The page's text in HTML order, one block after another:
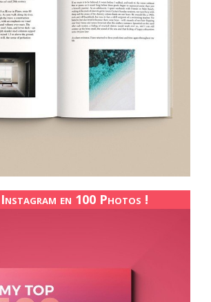
en 100 Photos !